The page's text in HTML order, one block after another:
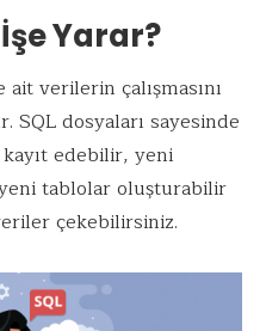
İşe Yarar?
verilerin çalışmasını
SQL dosyaları sayesinde
edebilir, yeni
tablolar oluşturabilir
çekebilirsiniz.